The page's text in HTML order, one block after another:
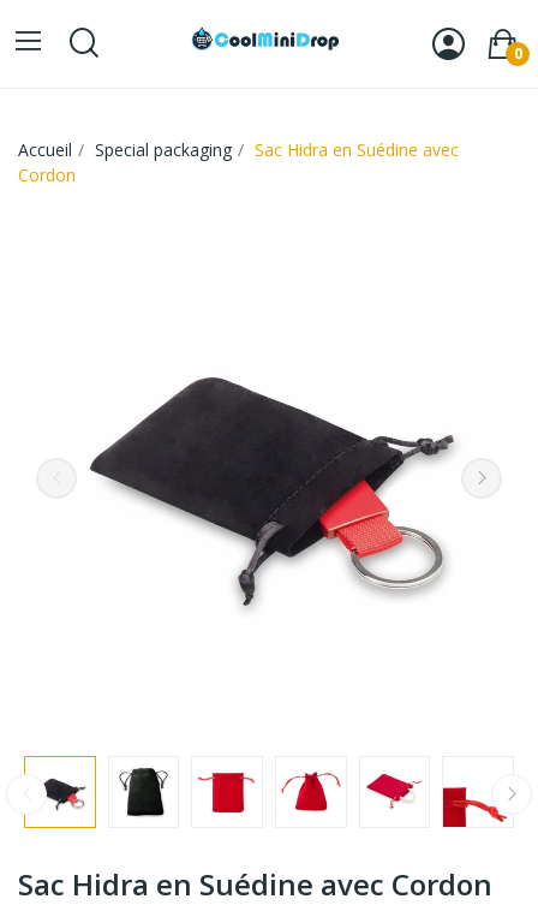
0
Accueil Special packaging
Sac Hidra en Suédine avec
Cordon
Sac Hidra en Suédine avec Cordon